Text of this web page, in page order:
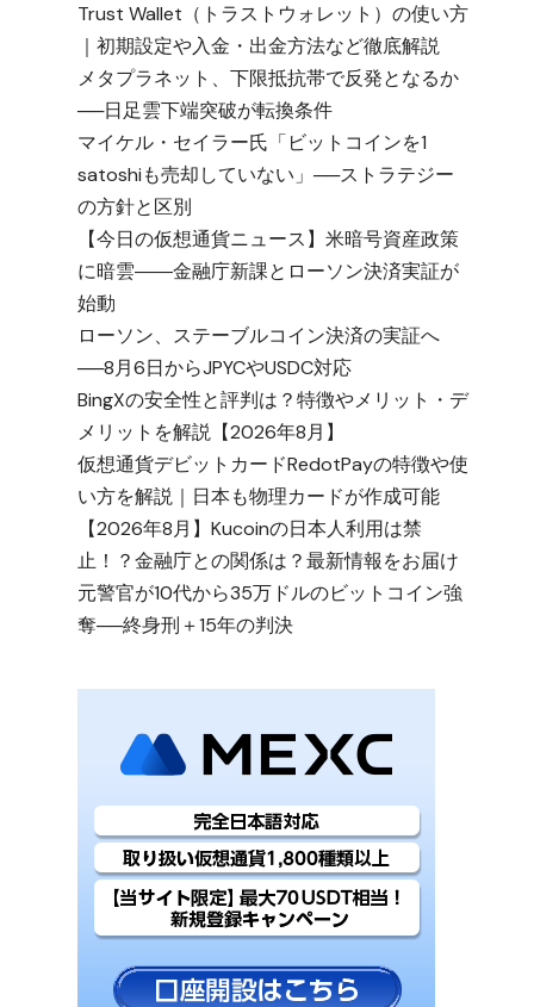
Trust Wallet（トラストウォレット）の使い方
｜初期設定や入金・出金方法など徹底解説
メタプラネット、下限抵抗帯で反発となるか
──日足雲下端突破が転換条件
マイケル・セイラー氏「ビットコインを1
satoshiも売却していない」──ストラテジー
の方針と区別
【今日の仮想通貨ニュース】米暗号資産政策
に暗雲――金融庁新課とローソン決済実証が
始動
ローソン、ステーブルコイン決済の実証へ
──8月6日からJPYCやUSDC対応
BingXの安全性と評判は？特徴やメリット・デ
メリットを解説【2026年8月】
仮想通貨デビットカードRedotPayの特徴や使
い方を解説｜日本も物理カードが作成可能
【2026年8月】Kucoinの日本人利用は禁
止！？金融庁との関係は？最新情報をお届け
元警官が10代から35万ドルのビットコイン強
奪──終身刑＋15年の判決